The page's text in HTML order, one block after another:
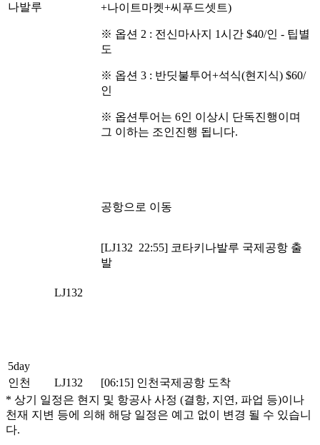
나발루
+나이트마켓+씨푸드셋트)
※ 옵션 2 : 전신마사지 1시간 $40/인 - 팁별
도
※ 옵션 3 : 반딧불투어+석식(현지식) $60/
인
※ 옵션투어는 6인 이상시 단독진행이며
그 이하는 조인진행 됩니다.
공항으로 이동
LJ132
[LJ132 22:55] 코타키나발루 국제공항 출
발
5day
인천
LJ132
[06:15] 인천국제공항 도착
* 상기 일정은 현지 및 항공사 사정 (결항, 지연, 파업 등)이나
천재 지변 등에 의해 해당 일정은 예고 없이 변경 될 수 있습니
다.